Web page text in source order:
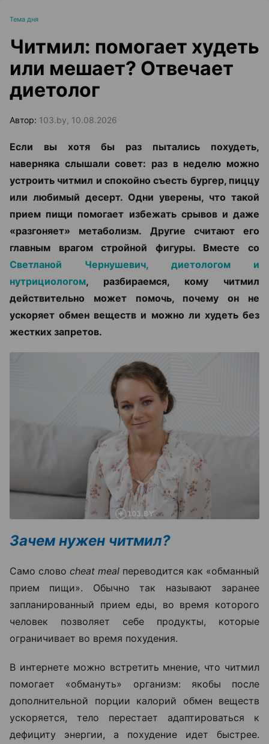
Тема дня
Читмил: помогает худеть
или мешает? Отвечает
диетолог
Автор: 103.by, 10.08.2026
Если вы хотя бы раз пытались похудеть,
наверняка слышали совет: раз в неделю можно
устроить читмил и спокойно съесть бургер, пиццу
или любимый десерт. Одни уверены, что такой
прием пищи помогает избежать срывов и даже
«разгоняет» метаболизм. Другие считают его
главным врагом стройной фигуры. Вместе со
Светланой Чернушевич, диетологом и
нутрициологом, разбираемся, кому читмил
действительно может помочь, почему он не
ускоряет обмен веществ и можно ли худеть без
жестких запретов.
Зачем нужен читмил?
Само слово cheat meal переводится как «обманный
прием пищи». Обычно так называют заранее
запланированный прием еды, во время которого
человек позволяет себе продукты, которые
ограничивает во время похудения.
В интернете можно встретить мнение, что читмил
помогает «обмануть» организм: якобы после
дополнительной порции калорий обмен веществ
ускоряется, тело перестает адаптироваться к
дефициту энергии, а похудение идет быстрее.